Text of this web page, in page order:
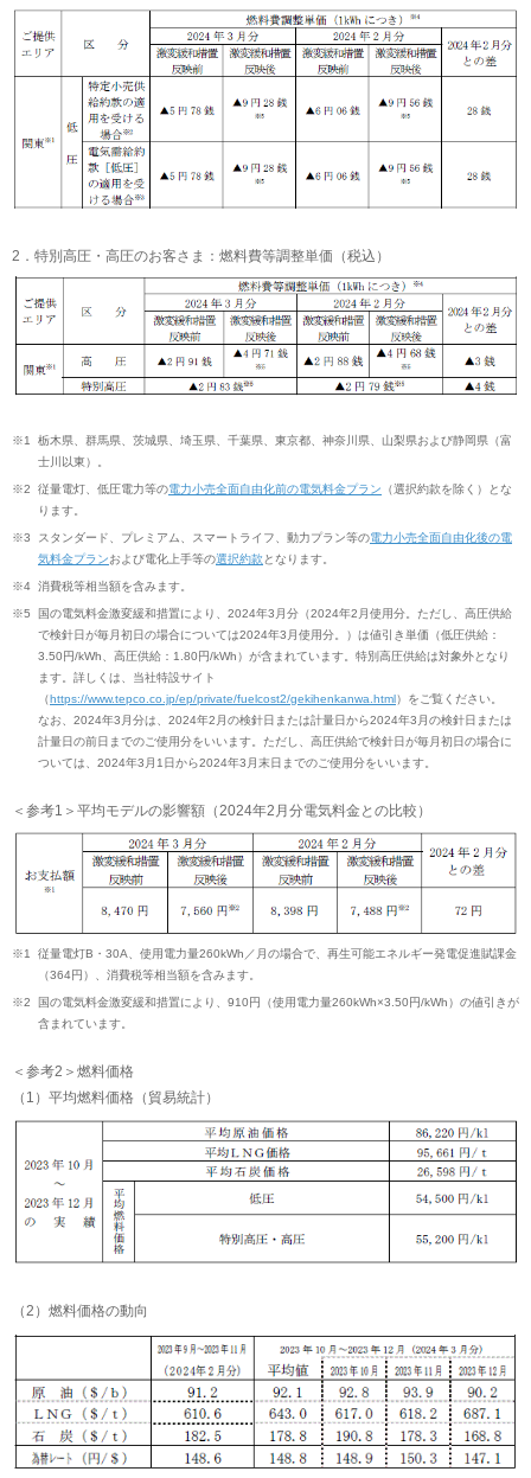
2．特別高圧・高圧のお客さま：燃料費等調整単価（税込）
※1 栃木県、群馬県、茨城県、埼玉県、千葉県、東京都、神奈川県、山梨県および静岡県（富
士川以東）。
※2 従量電灯、低圧電力等の電力小売全面自由化前の電気料金プラン （選択約款を除く）とな
ります。
※3 スタンダード、プレミアム、スマートライフ、動力プラン等の電力小売全面自由化後の電
気料金プランおよび電化上手等の選択約款 となります。
※4 消費税等相当額を含みます。
※5
国の電気料金激変緩和措置により、2024年3月分（2024年2月使用分。ただし、高圧供給
で検針日が毎月初日の場合については2024年3月使用分。）は値引き単価（低圧供給：
3.50円/kWh、高圧供給：1.80円/kWh）が含まれています。特別高圧供給は対象外となり
ます。詳しくは、当社特設サイト
（https://www.tepco.co.jp/ep/private/fuelcost2/gekihenkanwa.html）をご覧ください。
なお、2024年3月分は、2024年2月の検針日または計量日から2024年3月の検針日または
計量日の前日までのご使用分をいいます。ただし、高圧供給で検針日が毎月初日の場合に
ついては、2024年3月1日から2024年3月末日までのご使用分をいいます。
＜参考1＞平均モデルの影響額（2024年2月分電気料金との比較）
※1 従量電灯B・30A、使用電力量260kWh／月の場合で、再生可能エネルギー発電促進賦課金
（364円）、消費税等相当額を含みます。
※2
国の電気料金激変緩和措置により、910円（使用電力量260kWh×3.50円/kWh）の値引きが
含まれています。
＜参考2＞燃料価格
（1）平均燃料価格（貿易統計）
（2）燃料価格の動向